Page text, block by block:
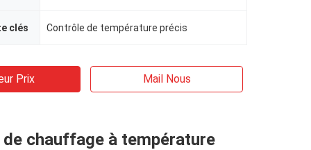
clés Contrôle de température précis
Prix Mail Nous
de chauffage à température